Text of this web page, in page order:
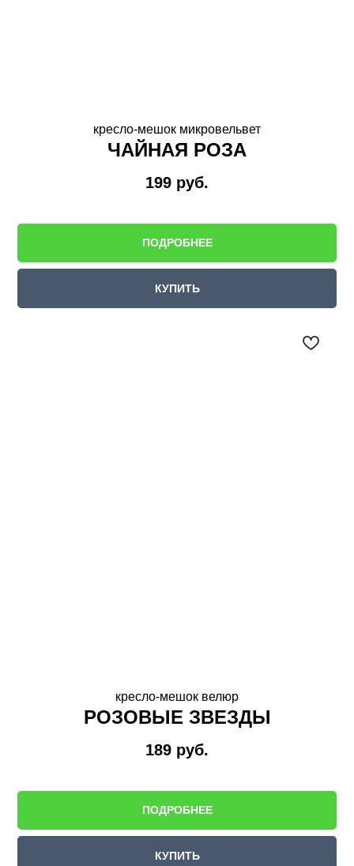
кресло-мешок микровельвет
ЧАЙНАЯ РОЗА
199 руб.
ПОДРОБНЕЕ
КУПИТЬ
кресло-мешок велюр
РОЗОВЫЕ ЗВЕЗДЫ
189 руб.
ПОДРОБНЕЕ
КУПИТЬ